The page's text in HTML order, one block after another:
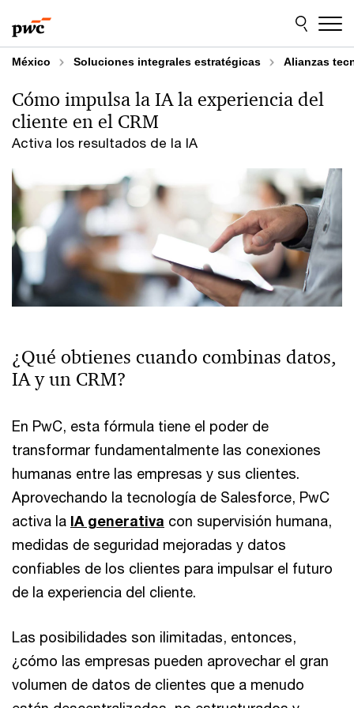
to
content
to
footer
México Soluciones integrales estratégicas Alianzas
Navega el sitio
Activa los resultados de la IA
Cómo impulsa la IA la experiencia del
cliente en el CRM
¿Qué obtienes cuando combinas datos,
IA y un CRM?
En PwC, esta fórmula tiene el poder de
transformar fundamentalmente las conexiones
humanas entre las empresas y sus clientes.
Aprovechando la tecnología de Salesforce, PwC
activa la IA generativa con supervisión humana,
medidas de seguridad mejoradas y datos
confiables de los clientes para impulsar el futuro
de la experiencia del cliente.
Las posibilidades son ilimitadas, entonces,
¿cómo las empresas pueden aprovechar el gran
volumen de datos de clientes que a menudo